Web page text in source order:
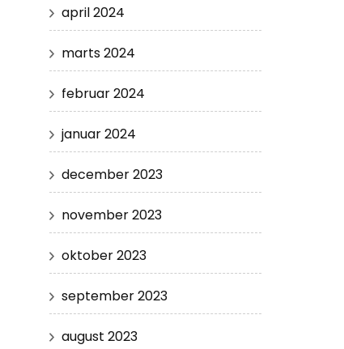
april 2024
marts 2024
februar 2024
januar 2024
december 2023
november 2023
oktober 2023
september 2023
august 2023